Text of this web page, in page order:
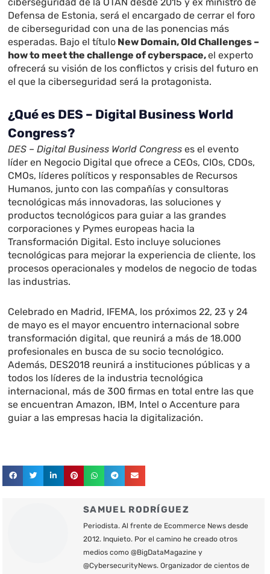
Defensa de Estonia, será el encargado de cerrar el foro
de ciberseguridad con una de las ponencias más
esperadas. Bajo el título New Domain, Old Challenges –
how to meet the challenge of cyberspace,el experto
ofrecerá su visión de los conflictos y crisis del futuro en
el que la ciberseguridad será la protagonista.
¿Qué es DES – Digital Business World
Congress?
DES – Digital Business World Congress es el evento
líder en Negocio Digital que ofrece a CEOs, CIOs, CDOs,
CMOs, líderes políticos y responsables de Recursos
Humanos, junto con las compañías y consultoras
tecnológicas más innovadoras, las soluciones y
productos tecnológicos para guiar a las grandes
corporaciones y Pymes europeas hacia la
Transformación Digital. Esto incluye soluciones
tecnológicas para mejorar la experiencia de cliente, los
procesos operacionales y modelos de negocio de todas
las industrias.
Celebrado en Madrid, IFEMA, los próximos 22, 23 y 24
de mayo es el mayor encuentro internacional sobre
transformación digital, que reunirá a más de 18.000
profesionales en busca de su socio tecnológico.
Además, DES2018 reunirá a instituciones públicas y a
todos los líderes de la industria tecnológica
internacional, más de 300 firmas en total entre las que
se encuentran Amazon, IBM, Intel o Accenture para
guiar a las empresas hacia la digitalización.
SAMUEL RODRÍGUEZ
Periodista. Al frente de Ecommerce News desde
2012. Inquieto. Por el camino he creado otros
medios como @BigDataMagazine y
@CybersecurityNews. Organizador de cientos de